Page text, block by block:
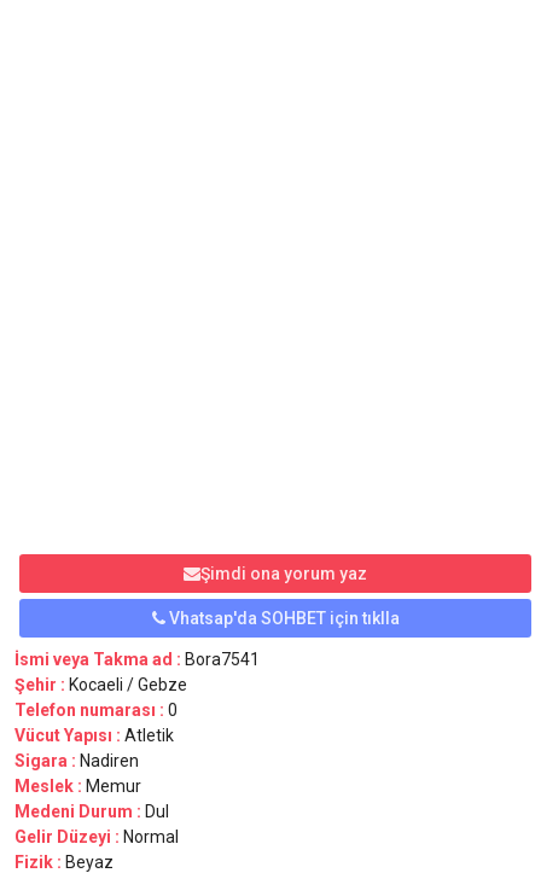
Şimdi ona yorum yaz
Vhatsap'da SOHBET için tıklla
İsmi veya Takma ad : Bora7541
Şehir : Kocaeli / Gebze
Telefon numarası : 0
Vücut Yapısı : Atletik
Sigara : Nadiren
Meslek : Memur
Medeni Durum : Dul
Gelir Düzeyi : Normal
Fizik : Beyaz